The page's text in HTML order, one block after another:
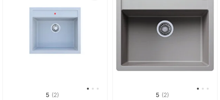
5 (2) 5 (2)